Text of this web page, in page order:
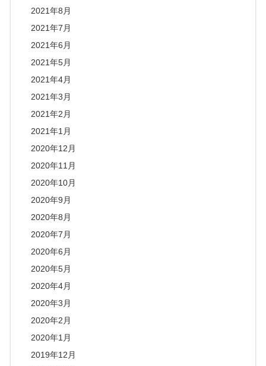
2021年8月
2021年7月
2021年6月
2021年5月
2021年4月
2021年3月
2021年2月
2021年1月
2020年12月
2020年11月
2020年10月
2020年9月
2020年8月
2020年7月
2020年6月
2020年5月
2020年4月
2020年3月
2020年2月
2020年1月
2019年12月